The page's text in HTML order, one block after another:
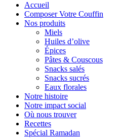
Accueil
Composer Votre Couffin
Nos produits
Miels
Huiles d’olive
Épices
Pâtes & Couscous
Snacks salés
Snacks sucrés
Eaux florales
Notre histoire
Notre impact social
Où nous trouver
Recettes
Spécial Ramadan